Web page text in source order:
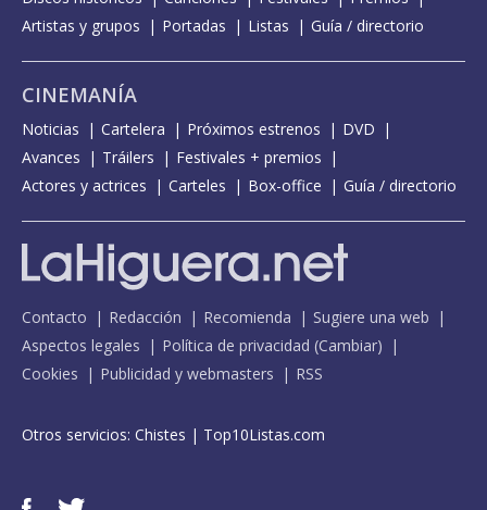
Artistas y grupos
Portadas Listas Guía / directorio
CINEMANÍA
Noticias Cartelera Próximos estrenos
DVD
Avances
Tráilers
Festivales + premios
Actores y actrices
Carteles Box-office Guía / directorio
Contacto Redacción Recomienda
Sugiere una web
Aspectos legales
Política de privacidad (Cambiar)
Cookies
Publicidad y webmasters RSS
Otros servicios: Chistes | Top10Listas.com